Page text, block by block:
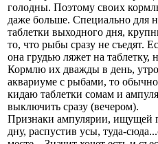
голодны. Поэтому своих
даже больше. Специально для
таблетки выходного дня,
то, что рыбы сразу не съедят.
она грудью ляжет на таблетку,
Кормлю их дважды в день,
аквариуме с рыбами, то обычно
кидаю таблетки сомам и
выключить сразу (вечером).
Признаки ампулярии, ищущей
дну, распустив усы, туда-